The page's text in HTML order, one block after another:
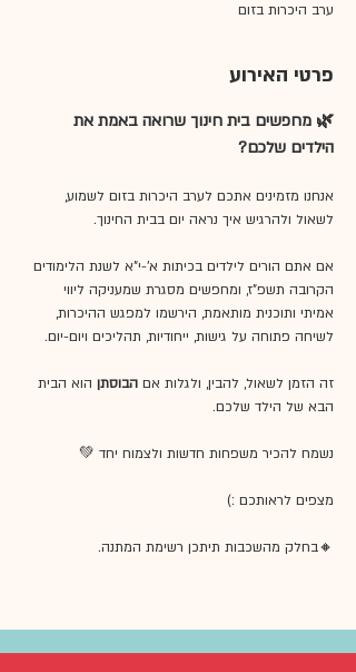
ערב היכרות בזום
פרטי האירוע
🌿 מחפשים בית חינוך שרואה באמת את
הילדים שלכם?
אנחנו מזמינים אתכם לערב היכרות בזום לשמוע,
לשאול ולהרגיש איך נראה יום בבית החינוך.
אם אתם הורים לילדים בכיתות א'-י"א לשנת הלימודים
הקרובה תשפ"ז, ומחפשים מסגרת שמעניקה ליווי
אמיתי ותוכנית מותאמת, הירשמו למפגש ההיכרות,
לשיחה פתוחה על גישות, ייחודיות, תהליכים ויום-יום.
זה הזמן לשאול, להבין, ולגלות אם הבוסתן הוא הבית
הבא של הילד שלכם.
נשמח להכיר משפחות חדשות ולצמוח יחד 💚
מצפים לראותכם :)
🔸בחלק מהשכבות תיתכן רשימת המתנה.